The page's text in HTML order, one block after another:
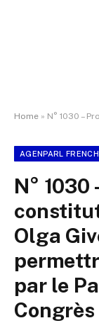
Home » N° 1030 – Proposition de loi
AGENPARL FRENCH
N°
Olga
par le
Congrès